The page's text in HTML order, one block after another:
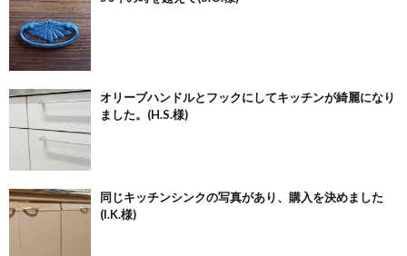
オリーブハンドルとフックにしてキッチンが綺麗になり
ました。(H.S.様)
同じキッチンシンクの写真があり、購入を決めました
(I.K.様)